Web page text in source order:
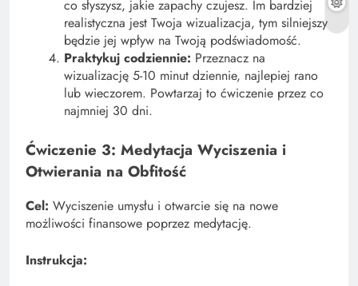
co słyszysz, jakie zapachy czujesz. Im bardziej
realistyczna jest Twoja wizualizacja, tym silniejszy
będzie jej wpływ na Twoją podświadomość.
Praktykuj codziennie: Przeznacz na
wizualizację 5-10 minut dziennie, najlepiej rano
lub wieczorem. Powtarzaj to ćwiczenie przez co
najmniej 30 dni.
Ćwiczenie 3: Medytacja Wyciszenia i
Otwierania na Obfitość
Cel: Wyciszenie umysłu i otwarcie się na nowe
możliwości finansowe poprzez medytację.
Instrukcja: